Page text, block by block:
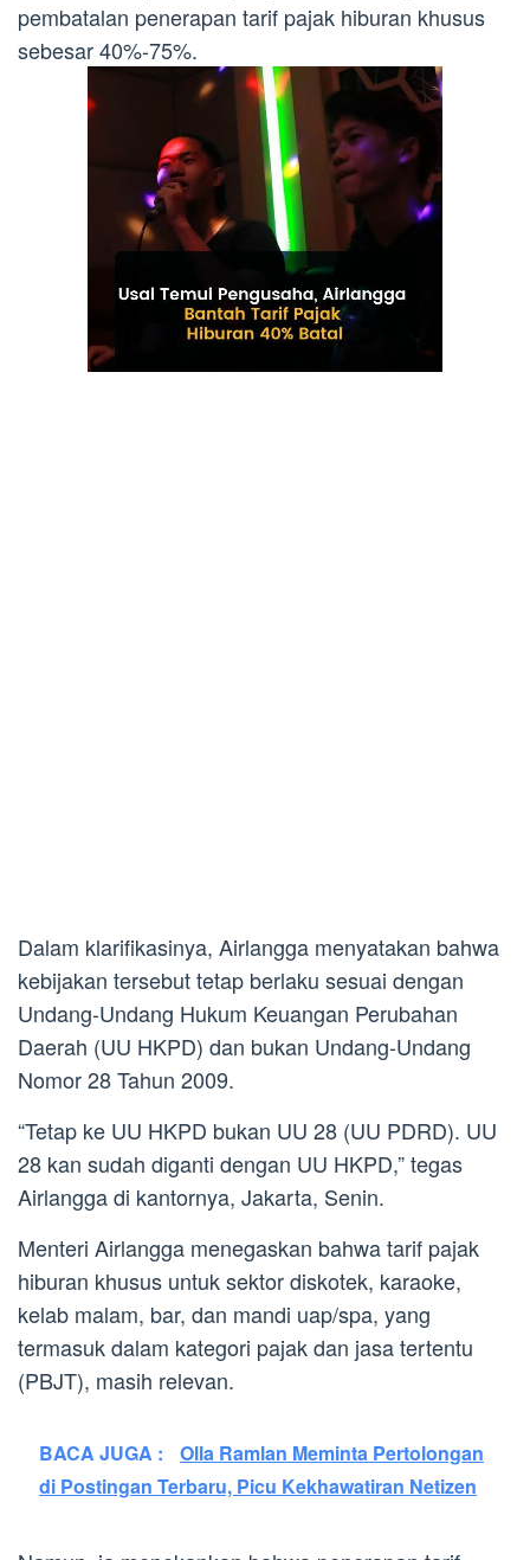
pembatalan penerapan tarif pajak hiburan khusus
sebesar 40%-75%.
Dalam klarifikasinya, Airlangga menyatakan bahwa
kebijakan tersebut tetap berlaku sesuai dengan
Undang-Undang Hukum Keuangan Perubahan
Daerah (UU HKPD) dan bukan Undang-Undang
Nomor 28 Tahun 2009.
“Tetap ke UU HKPD bukan UU 28 (UU PDRD). UU
28 kan sudah diganti dengan UU HKPD,” tegas
Airlangga di kantornya, Jakarta, Senin.
Menteri Airlangga menegaskan bahwa tarif pajak
hiburan khusus untuk sektor diskotek, karaoke,
kelab malam, bar, dan mandi uap/spa, yang
termasuk dalam kategori pajak dan jasa tertentu
(PBJT), masih relevan.
BACA JUGA :
Olla Ramlan Meminta Pertolongan
di Postingan Terbaru, Picu Kekhawatiran Netizen